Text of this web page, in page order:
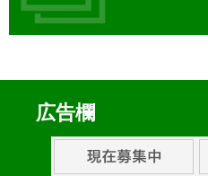
広告欄